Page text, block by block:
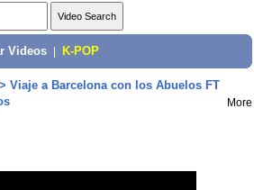
Videos K-POP
Viaje a Barcelona con los Abuelos FT
More